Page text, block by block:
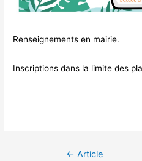
Renseignements en mairie.
Inscriptions dans la limite des
Navigation← Article